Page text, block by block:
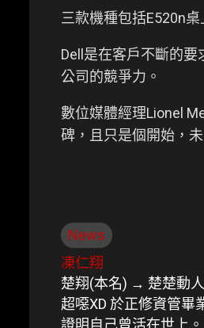
三款機種包括E520n
Dell是在客戶不斷的
公司的競爭力。
數位媒體經理Lionel
碑，且只是個開始，
News
凍仁翔
楚翔(本名) → 楚楚動
超噁XD 於正修資管
證明自己曾活在世上。